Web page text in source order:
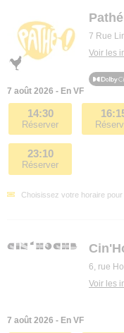
7 Rue
Voir les
7 août 2026 - En VF
14:30
Réserver
23:10
Réserver
Choisissez votre horaire
6, rue
Voir les
7 août 2026 - En VF